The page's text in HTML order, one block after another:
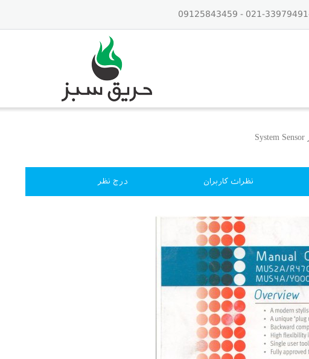
نظرات کاربران درج نظر